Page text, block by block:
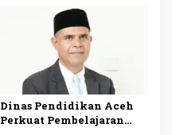
Lingkungan Demi
Wujudkan Generasi Sehat
Berkarakter
Dinas Pendidikan Aceh
Perkuat Pembelajaran